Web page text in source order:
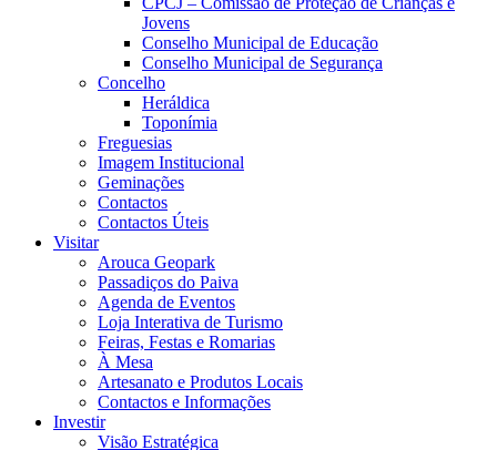
Jovens
Conselho Municipal de Educação
Conselho Municipal de Segurança
Concelho
Heráldica
Toponímia
Freguesias
Imagem Institucional
Geminações
Contactos
Contactos Úteis
Visitar
Arouca Geopark
Passadiços do Paiva
Agenda de Eventos
Loja Interativa de Turismo
Feiras, Festas e Romarias
À Mesa
Artesanato e Produtos Locais
Contactos e Informações
Investir
Visão Estratégica